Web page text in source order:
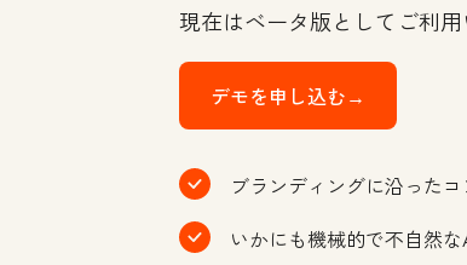
現在はベータ版としてご利
デモを申し込む→
ブランディングに沿った
いかにも機械的で不自然